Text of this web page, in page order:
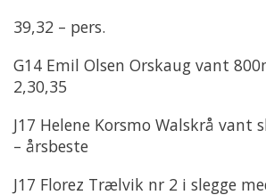
39,32 – pers.
G14 Emil Olsen Orskaug vant
2,30,35
J17 Helene Korsmo Walskrå vant
– årsbeste
J17 Florez Trælvik nr 2 i slegge